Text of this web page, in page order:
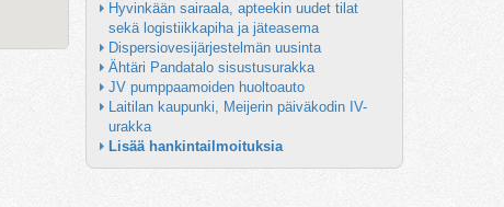
Hyvinkään sairaala, apteekin uudet tilat
sekä logistiikkapiha ja jäteasema
Dispersiovesijärjestelmän uusinta
Ähtäri Pandatalo sisustusurakka
JV pumppaamoiden huoltoauto
Laitilan kaupunki, Meijerin päiväkodin IV-
urakka
Lisää hankintailmoituksia